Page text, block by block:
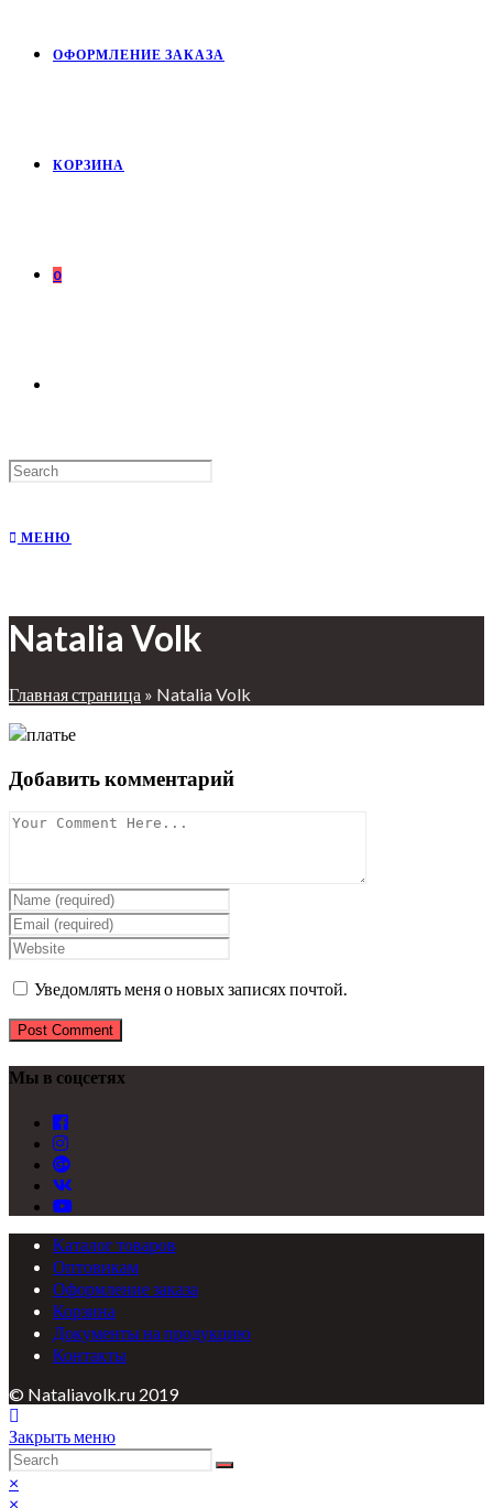
ОФОРМЛЕНИЕ ЗАКАЗА
КОРЗИНА
0
МЕНЮ
Natalia Volk
Главная страница » Natalia Volk
Добавить комментарий
Уведомлять меня о новых записях почтой.
Мы в соцсетях
Каталог товаров
Оптовикам
Оформление заказа
Корзина
Документы на продукцию
Контакты
© Nataliavolk.ru 2019
Закрыть меню
×
×